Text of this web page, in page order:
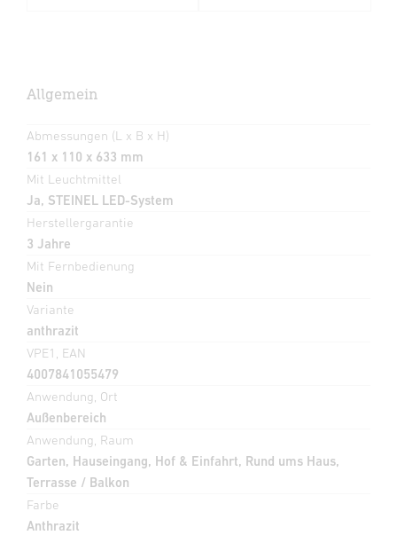
Allgemein
Abmessungen (L x B x H)
161 x 110 x 633 mm
Mit Leuchtmittel
Ja, STEINEL LED-System
Herstellergarantie
3 Jahre
Mit Fernbedienung
Nein
Variante
anthrazit
VPE1, EAN
4007841055479
Anwendung, Ort
Außenbereich
Anwendung, Raum
Garten, Hauseingang, Hof & Einfahrt, Rund ums Haus,
Terrasse / Balkon
Farbe
Anthrazit